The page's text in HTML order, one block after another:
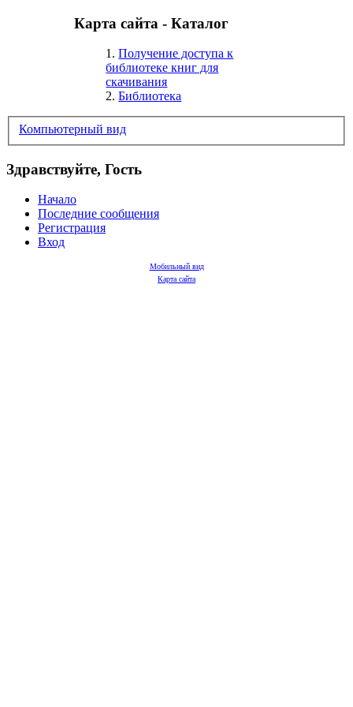
Карта сайта - Каталог
1.Получение доступа к
библиотеке книг для
скачивания
2.Библиотека
Компьютерный вид
Здравствуйте, Гость
Начало
Последние сообщения
Регистрация
Вход
Мобильный вид
Карта сайта